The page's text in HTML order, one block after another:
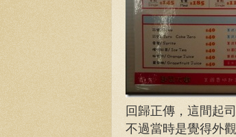
回歸正傳，這間起
不過當時是覺得外